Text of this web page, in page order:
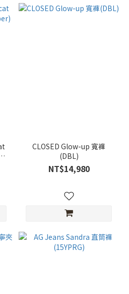
CLOSED Glow-up 寬褲
(DBL)
NT$14,980